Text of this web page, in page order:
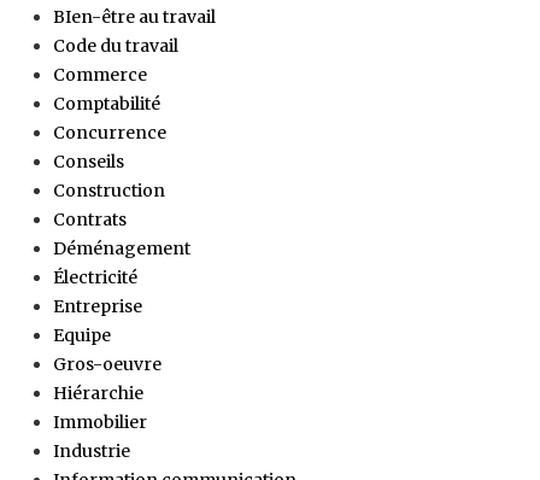
BIen-être au travail
Code du travail
Commerce
Comptabilité
Concurrence
Conseils
Construction
Contrats
Déménagement
Électricité
Entreprise
Equipe
Gros-oeuvre
Hiérarchie
Immobilier
Industrie